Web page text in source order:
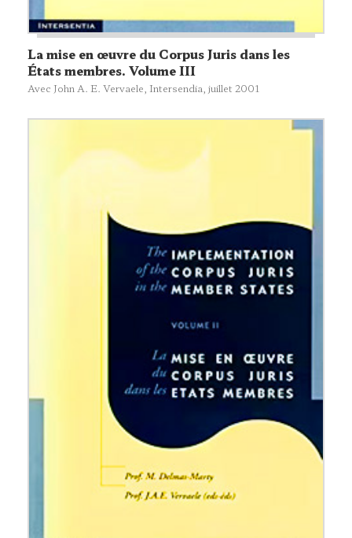
La mise en œuvre du Corpus Juris dans les
États membres. Volume III
Avec John A. E. Vervaele, Intersendia , juillet 2001